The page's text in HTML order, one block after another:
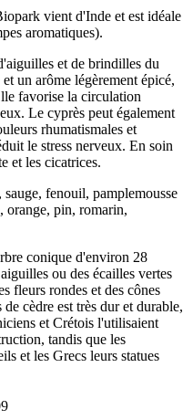
vient d'Inde et est idéale
aromatiques).
et de brindilles du
un arôme légèrement épicé,
favorise la circulation
Le cyprès peut également
rhumatismales et
le stress nerveux. En soin
et les cicatrices.
sauge, fenouil, pamplemousse
orange, pin, romarin,
conique d'environ 28
ou des écailles vertes
fleurs rondes et des cônes
cèdre est très dur et durable,
et Crétois l'utilisaient
tandis que les
et les Grecs leurs statues